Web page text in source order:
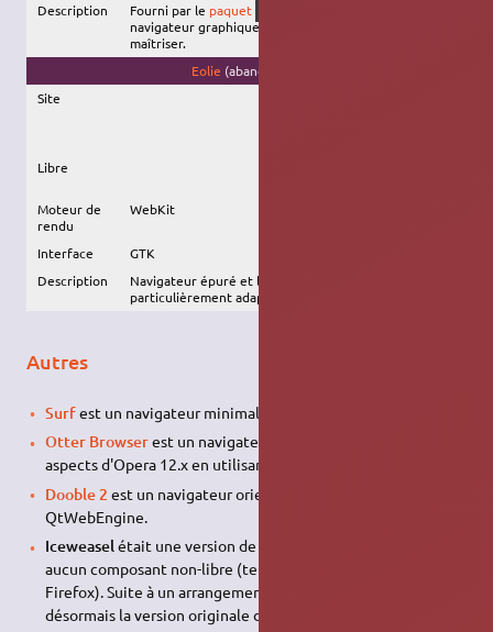
Description
Fourni par le paquet
navigateur graphique basique, à l'interface facile à
maîtriser.
Eolie (abandonné)
Site
Libre
Moteur de
rendu
WebKit
Interface
GTK
Description
Navigateur épuré et léger, mais complet et innovant,
particulièrement adapté à
Autres
Surfest un navigateur minimaliste basé sur Webkit.
Otter Browserest un navigateur qui vise à recréer des
aspects d'Opera 12.x en utilisant le framework Qt.
Dooble 2 est un navigateur orienté confidentialité. Il utilise
QtWebEngine.
Iceweaselétait une version de Firefox pour
aucun composant non-libre (tels que le logo et la marque
Firefox). Suite à un arrangement avec Mozilla, Debian utilise
désormais la version originale de Firefox.